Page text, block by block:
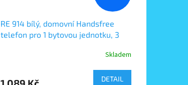
RE 914 bílý, domovní Handsfree
telefon pro 1 bytovou jednotku, 3
Skladem
DETAIL